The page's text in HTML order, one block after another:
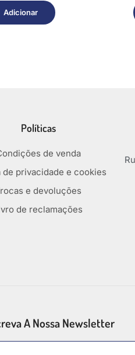
Adicionar
Políticas
de venda
de privacidade e cookies
e devoluções
de reclamações
A Nossa Newsletter